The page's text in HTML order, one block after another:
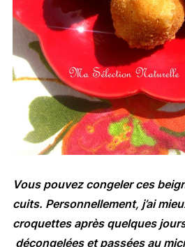
Vous pouvez congeler ces
cuits. Personnellement, j’ai
croquettes après quelques
décongelées et passées au